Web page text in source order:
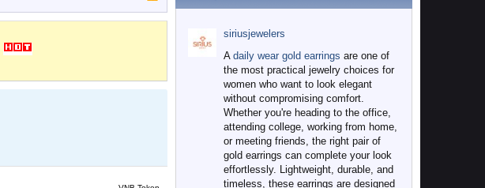
siriusjewelers
A daily wear gold earrings are one of
the most practical jewelry choices for
women who want to look elegant
without compromising comfort.
Whether you're heading to the office,
attending college, working from home,
or meeting friends, the right pair of
gold earrings can complete your look
effortlessly. Lightweight, durable, and
timeless, these earrings are designed